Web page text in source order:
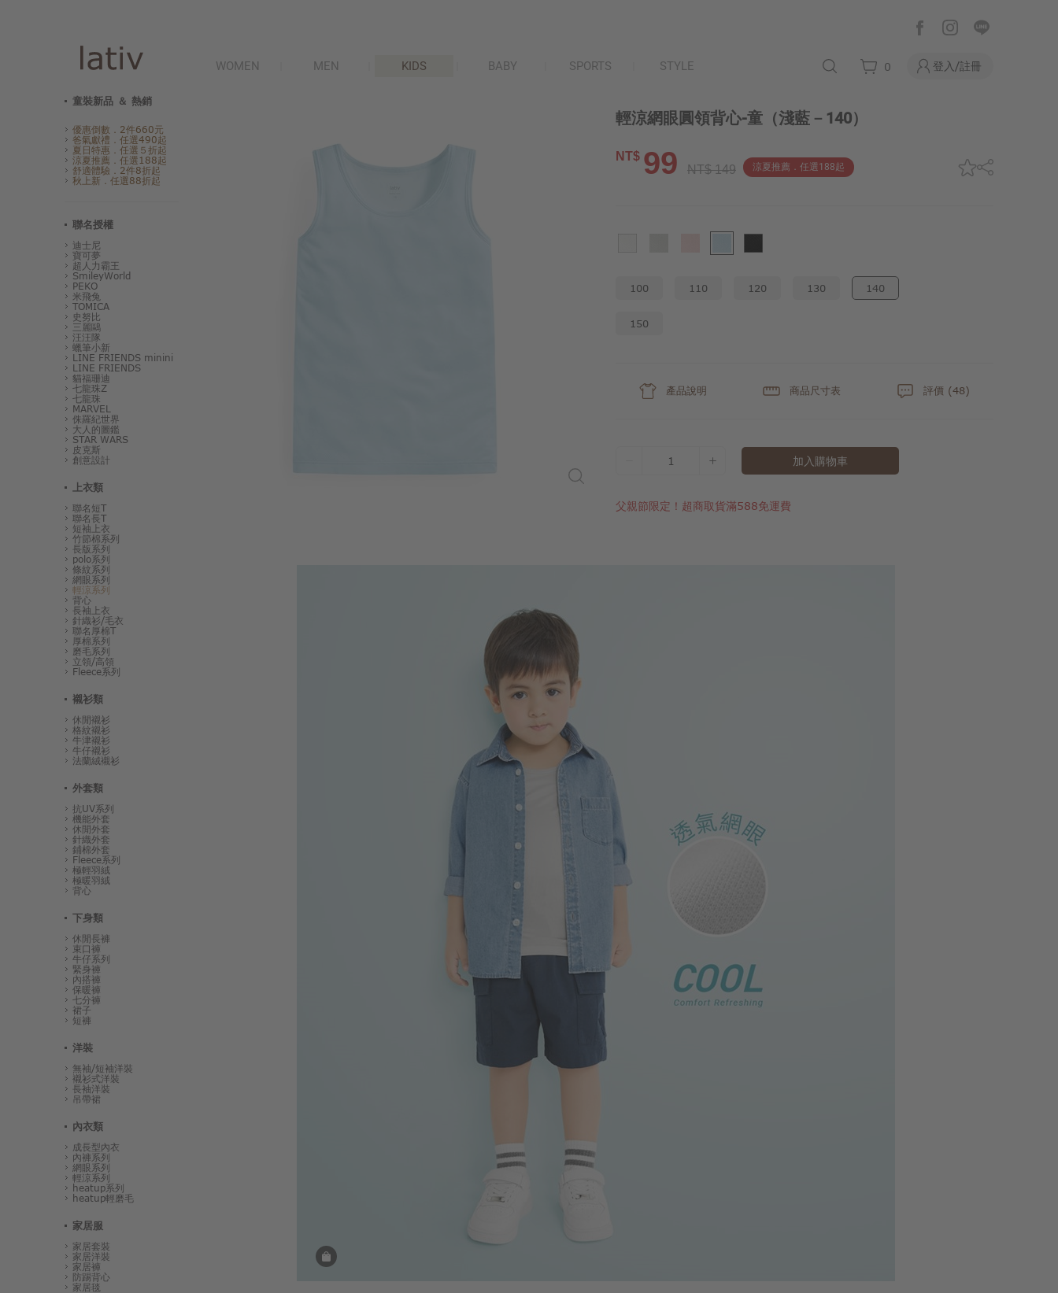
WOMEN MEN KIDS BABY SPORTS STYLE 0 登入/註冊
童裝新品 ＆ 熱銷
優惠倒數．2件660元
爸氣獻禮．任選490起
夏日特惠．任選５折起
涼夏推薦．任選188起
舒適體驗．2件8折起
秋上新．任選88折起
聯名授權
迪士尼
寶可夢
超人力霸王
SmileyWorld
PEKO
米飛兔
TOMICA
史努比
三麗鷗
汪汪隊
蠟筆小新
LINE FRIENDS minini
LINE FRIENDS
貓福珊迪
七龍珠Z
七龍珠
MARVEL
侏羅紀世界
大人的圖鑑
STAR WARS
皮克斯
創意設計
上衣類
聯名短T
聯名長T
短袖上衣
竹節棉系列
長版系列
polo系列
條紋系列
網眼系列
輕涼系列
背心
長袖上衣
針織衫/毛衣
聯名厚棉T
厚棉系列
磨毛系列
立領/高領
Fleece系列
襯衫類
休閒襯衫
格紋襯衫
牛津襯衫
牛仔襯衫
法蘭絨襯衫
外套類
抗UV系列
機能外套
休閒外套
針織外套
鋪棉外套
Fleece系列
極輕羽絨
極暖羽絨
背心
下身類
休閒長褲
束口褲
牛仔系列
緊身褲
內搭褲
保暖褲
七分褲
裙子
短褲
洋裝
無袖/短袖洋裝
襯衫式洋裝
長袖洋裝
吊帶裙
內衣類
成長型內衣
內褲系列
網眼系列
輕涼系列
heatup系列
heatup輕磨毛
家居服
家居套裝
家居洋裝
家居褲
防踢背心
家居毯
輕涼網眼圓領背心-童 （淺藍－140）
NT$ 99 NT$ 149 涼夏推薦．任選188起
100 110 120 130 140
150
產品說明 商品尺寸表 評價 (48)
1 加入購物車
父親節限定！超商取貨滿588免運費
99